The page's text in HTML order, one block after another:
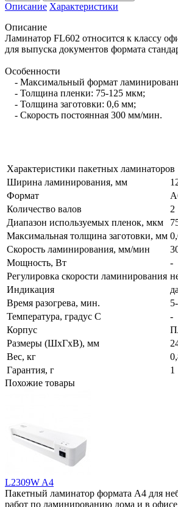
Описание Характеристики
Описание
Ламинатор FL602 относится к классу
для выпуска документов формата
Особенности
- Максимальный формат
- Толщина пленки: 75-125 мкм;
- Толщина заготовки: 0,6 мм;
- Скорость постоянная 300 мм/мин.
Характеристики пакетных ламинаторов
Ширина ламинирования, мм
Формат
Количество валов
2
Диапазон используемых пленок, мкм
Максимальная толщина заготовки, мм
Скорость ламинирования, мм/мин
Мощность, Вт
-
Регулировка скорости ламинирования
Индикация
да
Время разогрева, мин.
Температура, градус С
-
Корпус
Размеры (ШхГхВ), мм
Вес, кг
Гарантия, г
1
Похожие товары
L2309W A4
Пакетный ламинатор формата А4 для
работ по ламинированию дома и в